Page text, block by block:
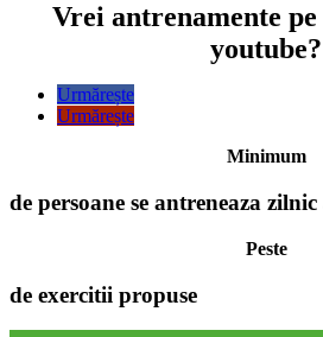
Vrei antrenamente pe
youtube?
Urmărește
Urmărește
Minimum
de persoane se antreneaza
Peste
de exercitii propuse